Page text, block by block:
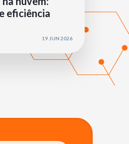
eficiência
19 JUN 2026